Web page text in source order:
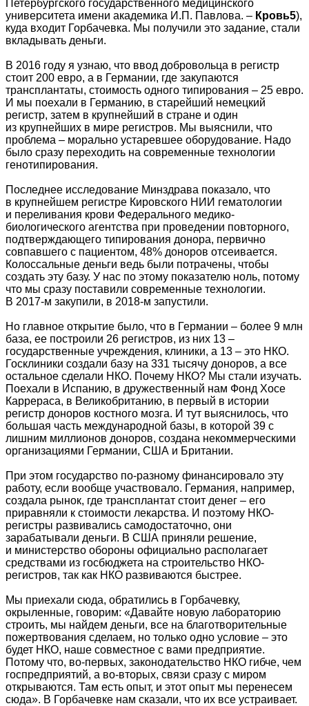
Петербургского государственного медицинского
университета имени академика И.П. Павлова. – Кровь5),
куда входит Горбачевка. Мы получили это задание, стали
вкладывать деньги.
В 2016 году я узнаю, что ввод добровольца в регистр
стоит 200 евро, а в Германии, где закупаются
трансплантаты, стоимость одного типирования – 25 евро.
И мы поехали в Германию, в старейший немецкий
регистр, затем в крупнейший в стране и один
из крупнейших в мире регистров. Мы выяснили, что
проблема – морально устаревшее оборудование. Надо
было сразу переходить на современные технологии
генотипирования.
Последнее исследование Минздрава показало, что
в крупнейшем регистре Кировского НИИ гематологии
и переливания крови Федерального медико-
биологического агентства при проведении повторного,
подтверждающего типирования донора, первично
совпавшего с пациентом, 48% доноров отсеивается.
Колоссальные деньги ведь были потрачены, чтобы
создать эту базу. У нас по этому показателю ноль, потому
что мы сразу поставили современные технологии.
В 2017-м закупили, в 2018-м запустили.
Но главное открытие было, что в Германии – более 9 млн
база, ее построили 26 регистров, из них 13 –
государственные учреждения, клиники, а 13 – это НКО.
Госклиники создали базу на 331 тысячу доноров, а все
остальное сделали НКО. Почему НКО? Мы стали изучать.
Поехали в Испанию, в дружественный нам Фонд Хосе
Каррераса, в Великобританию, в первый в истории
регистр доноров костного мозга. И тут выяснилось, что
большая часть международной базы, в которой 39 с
лишним миллионов доноров, создана некоммерческими
организациями Германии, США и Британии.
При этом государство по-разному финансировало эту
работу, если вообще участвовало. Германия, например,
создала рынок, где трансплантат стоит денег – его
приравняли к стоимости лекарства. И поэтому НКО-
регистры развивались самодостаточно, они
зарабатывали деньги. В США приняли решение,
и министерство обороны официально располагает
средствами из госбюджета на строительство НКО-
регистров, так как НКО развиваются быстрее.
Мы приехали сюда, обратились в Горбачевку,
окрыленные, говорим: «Давайте новую лабораторию
строить, мы найдем деньги, все на благотворительные
пожертвования сделаем, но только одно условие – это
будет НКО, наше совместное с вами предприятие.
Потому что, во-первых, законодательство НКО гибче, чем
госпредприятий, а во-вторых, связи сразу с миром
открываются. Там есть опыт, и этот опыт мы перенесем
сюда». В Горбачевке нам сказали, что их все устраивает.